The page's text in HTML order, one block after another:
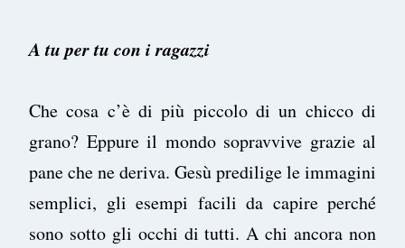
A tu per tu con i ragazzi
Che cosa c’è di più piccolo di un chicco di
grano? Eppure il mondo sopravvive grazie al
pane che ne deriva. Gesù predilige le immagini
semplici, gli esempi facili da capire perché
sono sotto gli occhi di tutti. A chi ancora non